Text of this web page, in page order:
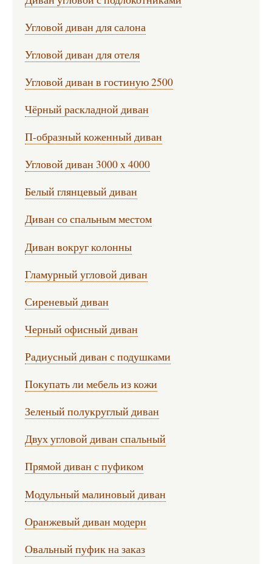
Угловой диван для салона
Угловой диван для отеля
Угловой диван в гостиную 2500
Чёрный раскладной диван
П-образный коженный диван
Угловой диван 3000 x 4000
Белый глянцевый диван
Диван со спальным местом
Диван вокруг колонны
Гламурный угловой диван
Сиреневый диван
Черный офисный диван
Радиусный диван с подушками
Покупать ли мебель из кожи
Зеленый полукруглый диван
Двух угловой диван спальный
Прямой диван с пуфиком
Модульный малиновый диван
Оранжевый диван модерн
Овальный пуфик на заказ